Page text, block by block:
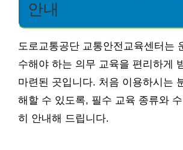
안내
도로교통공단 교통안전교육센터는
수해야 하는 의무 교육을 편리하게
마련된 곳입니다. 처음 이용하시는
해할 수 있도록, 필수 교육 종류와 수
히 안내해 드립니다.